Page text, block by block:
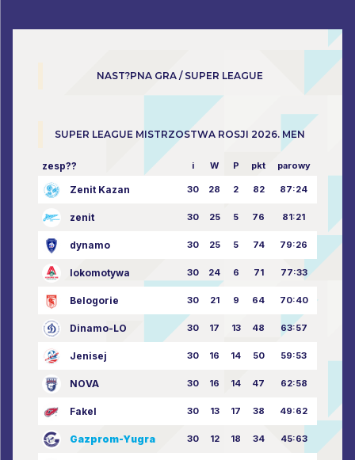
NAST?PNA GRA / SUPER LEAGUE
SUPER LEAGUE MISTRZOSTWA ROSJI 2026. MEN
zesp?? i W P pkt parowy
Zenit Kazan 30 28 2 82 87:24
zenit 30 25 5 76 81:21
dynamo 30 25 5 74 79:26
lokomotywa 30 24 6 71 77:33
Belogorie 30 21 9 64 70:40
Dinamo-LO 30 17 13 48 63:57
Jenisej 30 16 14 50 59:53
NOVA 30 16 14 47 62:58
Fakel 30 13 17 38 49:62
Gazprom-Yugra 30 12 18 34 45:63